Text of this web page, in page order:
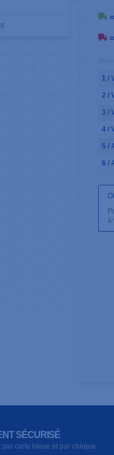
1 /
2 /
3 /
4 /
5 /
6 /
à
SÉCURISÉ
par carte bleue et par chèque